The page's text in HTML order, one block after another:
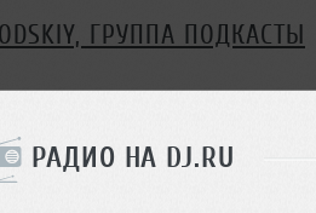
РАДИО НА DJ.RU
ГРУППА ПОДКАСТЫ
1